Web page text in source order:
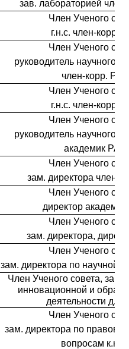
зав. лабораторией
Член Ученого
г.н.с. член-корр.
Член Ученого
руководитель научного
член-корр. РАН
Член Ученого
г.н.с. член-корр.
Член Ученого
руководитель научного
академик РАН
Член Ученого
зам. директора член-
Член Ученого
директор
Член Ученого
зам. директора,
Член Ученого
зам. директора по научной
Член Ученого совета, зам.
инновационной и
деятельности
Член Ученого
зам. директора по
вопросам